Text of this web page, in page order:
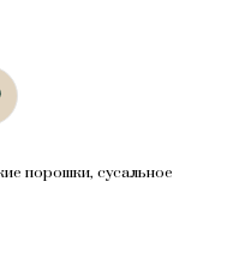
порошки, сусальное